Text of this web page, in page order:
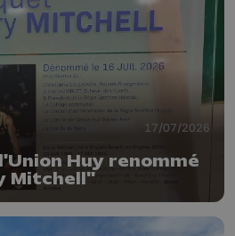
17/07/2026
Huy renommé
Mitchell"